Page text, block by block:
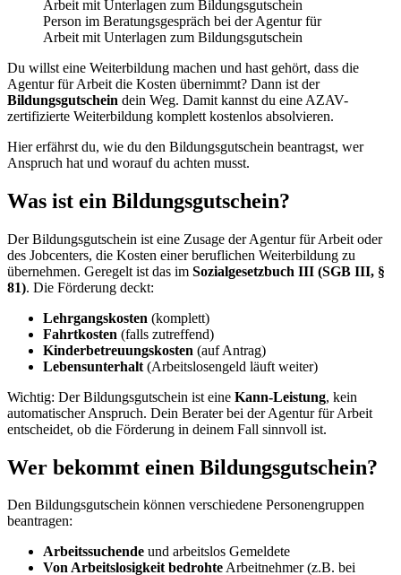
Person im Beratungsgespräch bei der Agentur für
Arbeit mit Unterlagen zum Bildungsgutschein
Du willst eine Weiterbildung machen und hast gehört, dass die
Agentur für Arbeit die Kosten übernimmt? Dann ist der
Bildungsgutschein dein Weg. Damit kannst du eine AZAV-
zertifizierte Weiterbildung komplett kostenlos absolvieren.
Hier erfährst du, wie du den Bildungsgutschein beantragst, wer
Anspruch hat und worauf du achten musst.
Was ist ein Bildungsgutschein?
Der Bildungsgutschein ist eine Zusage der Agentur für Arbeit oder
des Jobcenters, die Kosten einer beruflichen Weiterbildung zu
übernehmen. Geregelt ist das im Sozialgesetzbuch III (SGB III, §
81). Die Förderung deckt:
Lehrgangskosten (komplett)
Fahrtkosten (falls zutreffend)
Kinderbetreuungskosten (auf Antrag)
Lebensunterhalt (Arbeitslosengeld läuft weiter)
Wichtig: Der Bildungsgutschein ist eine Kann-Leistung, kein
automatischer Anspruch. Dein Berater bei der Agentur für Arbeit
entscheidet, ob die Förderung in deinem Fall sinnvoll ist.
Wer bekommt einen Bildungsgutschein?
Den Bildungsgutschein können verschiedene Personengruppen
beantragen:
Arbeitssuchende und arbeitslos Gemeldete
Von Arbeitslosigkeit bedrohteArbeitnehmer (z.B. bei